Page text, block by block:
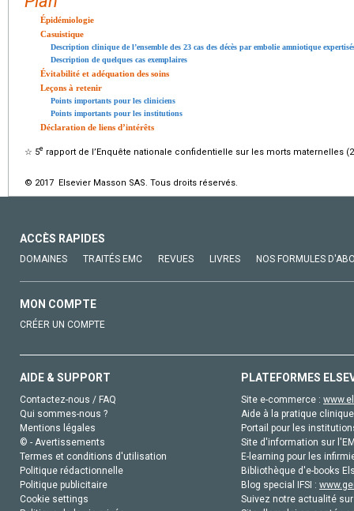
Épidémiologie
Casuistique
Description clinique de l’ensemble des 23 cas des décès par embolie amniotique
Description de quelques cas exemplaires
Évitabilité et adéquation des soins
Leçons à retenir
Points importants pour les cliniciens
Points importants pour les institutions
Déclaration de liens d’intérêts
☆ 5e rapport de l’Enquête nationale confidentielle sur les morts maternelles
© 2017 Elsevier Masson SAS. Tous droits réservés.
ACCÈS RAPIDES
DOMAINES TRAITÉS EMC REVUES LIVRES NOS FORMULES
MON COMPTE
CRÉER UN COMPTE
AIDE & SUPPORT
Contactez-nous / FAQ
Qui sommes-nous ?
Mentions légales
© - Avertissements
Termes et conditions d'utilisation
Politique rédactionnelle
Politique publicitaire
Cookie settings
PLATEFORMES
Site e-commerce :
Aide à la pratique
Portail pour les
Site d'information sur
E-learning pour les
Bibliothèque d'e-books
Blog special IFSI :
Suivez notre actualité